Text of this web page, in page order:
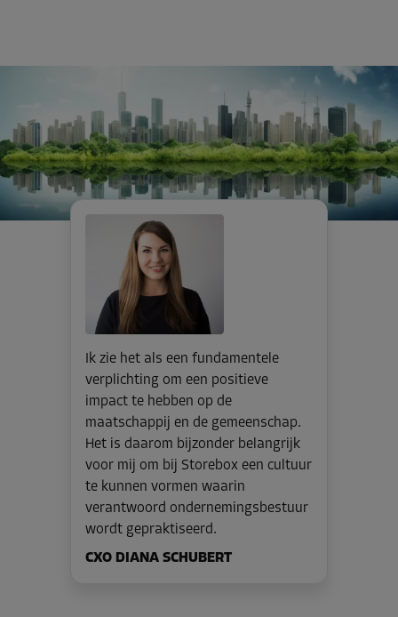
Ik zie het als een fundamentele
verplichting om een positieve
impact te hebben op de
maatschappij en de gemeenschap.
Het is daarom bijzonder belangrijk
voor mij om bij Storebox een cultuur
te kunnen vormen waarin
verantwoord ondernemingsbestuur
wordt gepraktiseerd.
CXO DIANA SCHUBERT